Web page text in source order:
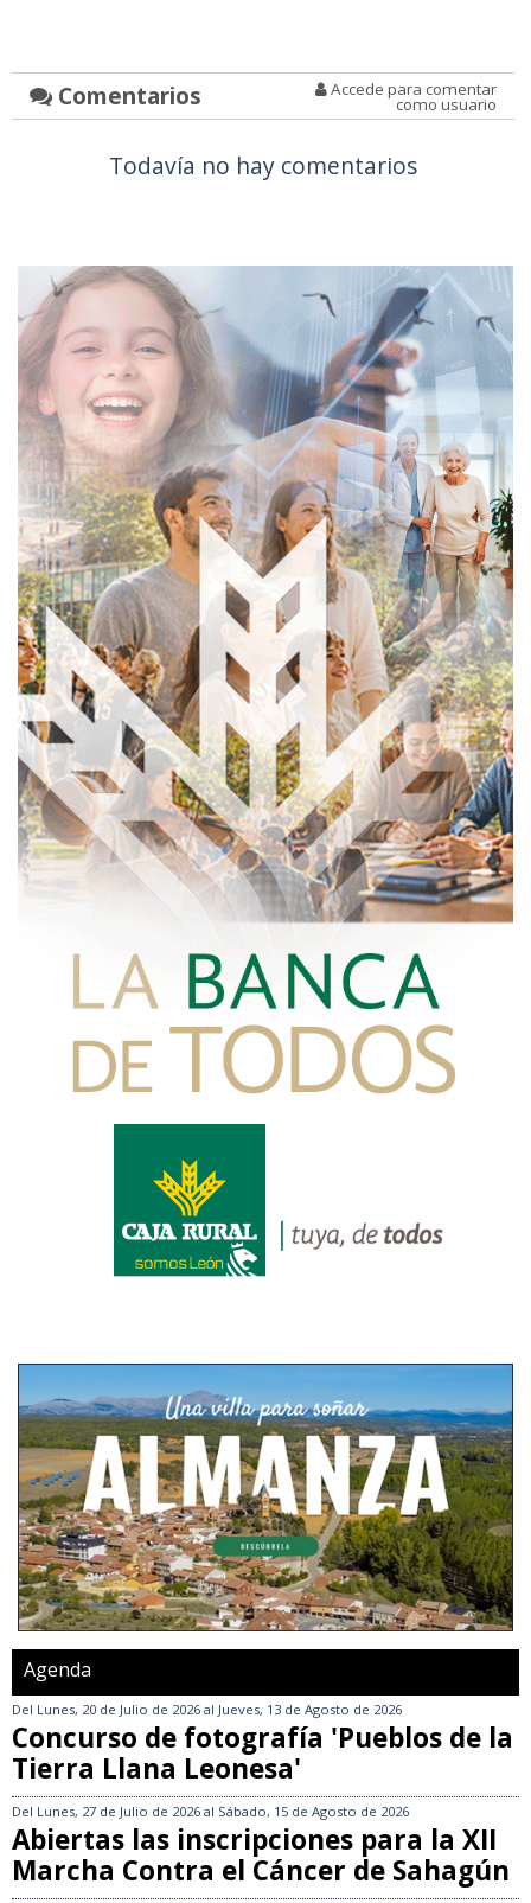
Comentarios Accede para comentar
como usuario
Todavía no hay comentarios
Agenda
Del Lunes, 20 de Julio de 2026 al Jueves, 13 de Agosto de 2026
Concurso de fotografía 'Pueblos de la
Tierra Llana Leonesa'
Del Lunes, 27 de Julio de 2026 al Sábado, 15 de Agosto de 2026
Abiertas las inscripciones para la XII
Marcha Contra el Cáncer de Sahagún